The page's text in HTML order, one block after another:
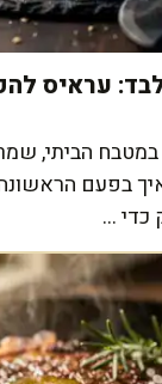
עראיס
הביתי,
בפעם
כדי ...